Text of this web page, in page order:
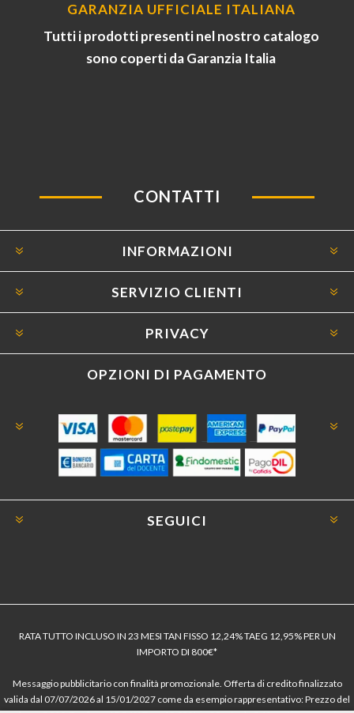
GARANZIA UFFICIALE ITALIANA
Tutti i prodotti presenti nel nostro catalogo
sono coperti da Garanzia Italia
CONTATTI
INFORMAZIONI
SERVIZIO CLIENTI
PRIVACY
OPZIONI DI PAGAMENTO
SEGUICI
RATA TUTTO INCLUSO IN 23 MESI TAN FISSO 12,24% TAEG 12,95% PER UN
IMPORTO DI 800€*
Messaggio pubblicitario con finalità promozionale. Offerta di credito finalizzato
valida dal 07/07/2026 al 15/01/2027 come da esempio rappresentativo: Prezzo del